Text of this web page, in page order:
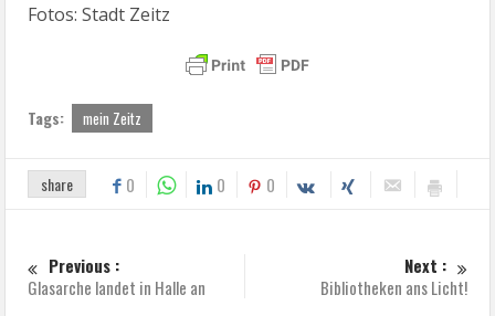
Fotos: Stadt Zeitz
Tags: mein Zeitz
share 0 0 0
Previous :
Glasarche landet in Halle an
Next :
Bibliotheken ans Licht!